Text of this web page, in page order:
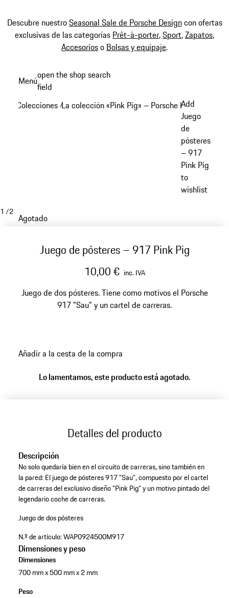
Descubre nuestroSeasonal Sale de Porsche Designcon ofertas
exclusivas de las categorías Prêt-à-porter,Sport,Zapatos,
Accesorioso Bolsas y equipaje.
principal
Menúopen the shop search
field
Colecciones /La colección «Pink Pig» – Porsche Legacy x
Add
Juego
de
pósteres
– 917
Pink Pig
to
wishlist
1 /2
Agotado
Juego de pósteres – 917 Pink Pig
10,00 € inc. IVA
Juego de dos pósteres. Tiene como motivos el Porsche
917 "Sau" y un cartel de carreras.
Añadir a la cesta de la compra
Lo lamentamos, este producto está agotado.
Detalles del producto
Descripción
No solo quedaría bien en el circuito de carreras, sino también en
la pared: El juego de pósteres 917 "Sau", compuesto por el cartel
de carreras del exclusivo diseño "Pink Pig" y un motivo pintado del
legendario coche de carreras.
Juego de dos pósteres
N.º de artículo:WAP0924500M917
Dimensiones y peso
Dimensiones
700 mm x 500 mm x 2 mm
Peso